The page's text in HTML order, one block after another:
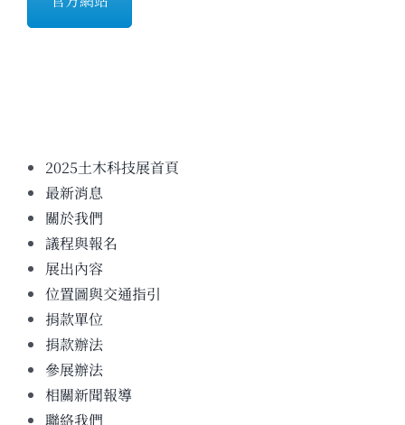
2025土木科技展首頁
最新消息
關於我們
議程與報名
展出內容
位置圖與交通指引
捐款單位
捐款辦法
參展辦法
相關新聞報導
聯絡我們